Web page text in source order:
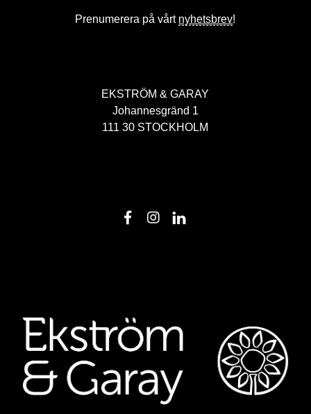
Prenumerera på vårt nyhetsbrev!
EKSTRÖM & GARAY
Johannesgränd 1
111 30 STOCKHOLM